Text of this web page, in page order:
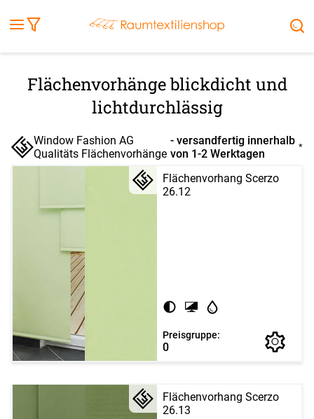
Außenrollo
Stoffe
Markise Sonnensegel
Flächenvorhänge blickdicht und
lichtdurchlässig
Window Fashion AG
Qualitäts Flächenvorhänge
- versandfertig innerhalb
von 1-2 Werktagen
*
Flächenvorhang Scerzo
26.12
Preisgruppe:
0
Flächenvorhang Scerzo
26.13